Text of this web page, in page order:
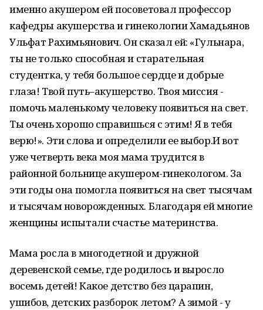
именно акушером ей посоветовал профессор
кафедры акушерства и гинекологии Хамадьянов
Ульфат Рахимьянович. Он сказал ей: «Гульнара,
ты не только способная и старательная
студентка, у тебя большое сердце и добрые
глаза! Твой путь–акушерство. Твоя миссия -
помочь маленькому человеку появиться на свет.
Ты очень хорошо справишься с этим! Я в тебя
верю!». Эти слова и определили ее выбор.И вот
уже четверть века моя мама трудится в
районной больнице акушером-гинекологом. За
эти годы она помогла появиться на свет тысячам
и тысячам новорожденных. Благодаря ей многие
женщины испытали счастье материнства.
Мама росла в многодетной и дружной
деревенской семье, где родилось и выросло
восемь детей! Какое детство без царапин,
ушибов, детских разборок летом? А зимой - у